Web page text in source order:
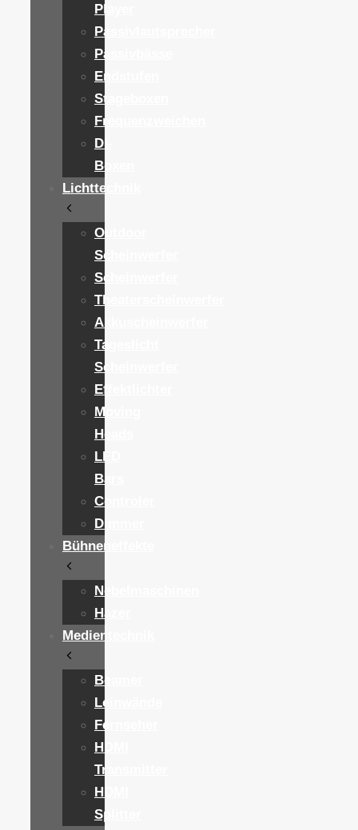
Player
Passivlautsprecher
Passivbässe
Endstufen
Stageboxen
Frequenzweichen
DI-
Boxen
Lichttechnik
Outdoor
Scheinwerfer
Scheinwerfer
Theaterscheinwerfer
Akkuscheinwerfer
Tageslicht
Scheinwerfer
Effektlichter
Moving
Heads
LED
Bars
Controler
Dimmer
Bühneneffekte
Nebelmaschinen
Hazer
Medientechnik
Beamer
Leinwände
Fernseher
HDMI
Transmitter
HDMI
Splitter